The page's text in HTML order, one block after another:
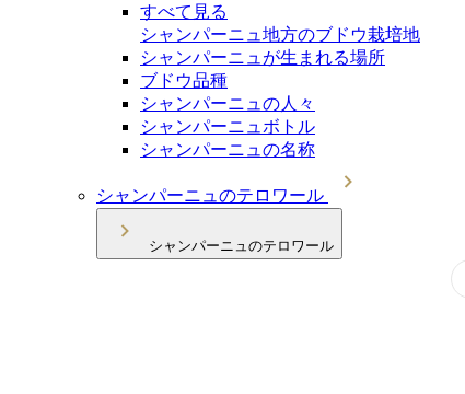
すべて見る
シャンパーニュ地方のブドウ栽培地
シャンパーニュが生まれる場所
ブドウ品種
シャンパーニュの人々
シャンパーニュボトル
シャンパーニュの名称
シャンパーニュのテロワール
シャンパーニュのテロワール